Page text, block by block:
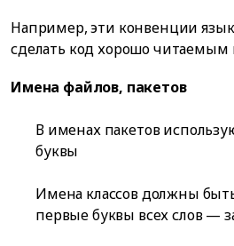
Например, эти конвенции
сделать код хорошо читаемым
Имена файлов, пакетов
В именах пакетов
буквы
Имена классов должны
первые буквы всех слов —